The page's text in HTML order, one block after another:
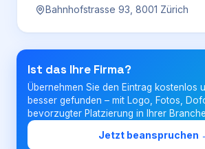
Login
Firma eintragen
Bahnhofstrasse 93, 8001 Zürich
Ist das Ihre Firma?
Übernehmen Sie den Eintrag kostenlos
besser gefunden – mit Logo, Fotos,
bevorzugter Platzierung in Ihrer
Jetzt beanspruchen